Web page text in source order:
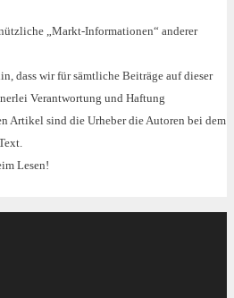
„Markt-Informationen“ anderer
dass wir für sämtliche Beiträge auf dieser
Verantwortung und Haftung
Artikel sind die Urheber die Autoren bei dem
Lesen!